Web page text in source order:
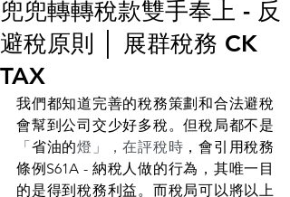
兜兜轉轉稅款雙手奉上 - 反
避稅原則 │ 展群稅務 CK
TAX
我們都知道完善的稅務策劃和合法避稅
會幫到公司交少好多稅。但稅局都不是
「省油的燈」，在評稅時 ，會引用稅務
條例S61A - 納稅人做的行為，其唯一目
的是得到稅務利益。而稅局可以將以上